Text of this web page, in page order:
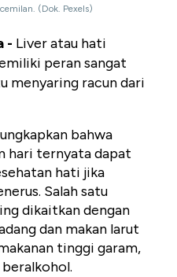
(Dok. Pexels)
- Liver atau hati
peran sangat
menyaring racun dari
bahwa
hari ternyata dapat
hati jika
Salah satu
dikaitkan dengan
dan makan larut
tinggi garam,
beralkohol.